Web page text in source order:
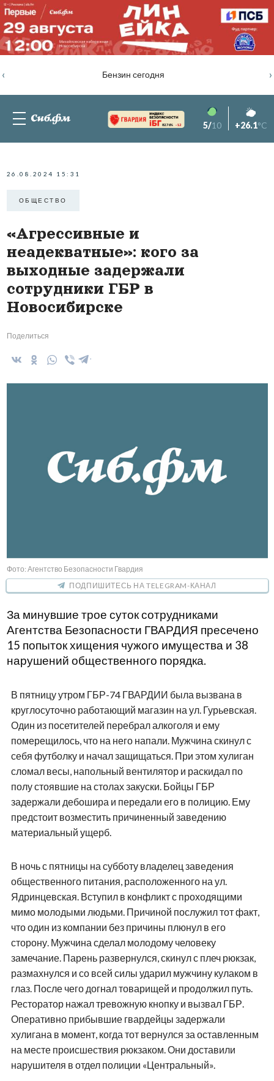
Бензин сегодня
‹ ›
82.76% -1.2 5/10 +26.1°C
26.08.2024 15:31
ОБЩЕСТВО
«Агрессивные и
неадекватные»: кого за
выходные задержали
сотрудники ГБР в
Новосибирске
Поделиться
Фото: Агентство Безопасности Гвардия
ПОДПИШИТЕСЬ НА TELEGRAM-КАНАЛ
За минувшие трое суток сотрудниками
Агентства Безопасности ГВАРДИЯ пресечено
15 попыток хищения чужого имущества и 38
нарушений общественного порядка.
В пятницу утром ГБР-74 ГВАРДИИ была вызвана в
круглосуточно работающий магазин на ул. Гурьевская.
Один из посетителей перебрал алкоголя и ему
померещилось, что на него напали. Мужчина скинул с
себя футболку и начал защищаться. При этом хулиган
сломал весы, напольный вентилятор и раскидал по
полу стоявшие на столах закуски. Бойцы ГБР
задержали дебошира и передали его в полицию. Ему
предстоит возместить причиненный заведению
материальный ущерб.
В ночь с пятницы на субботу владелец заведения
общественного питания, расположенного на ул.
Ядринцевская. Вступил в конфликт с проходящими
мимо молодыми людьми. Причиной послужил тот факт,
что один из компании без причины плюнул в его
сторону. Мужчина сделал молодому человеку
замечание. Парень развернулся, скинул с плеч рюкзак,
размахнулся и со всей силы ударил мужчину кулаком в
глаз. После чего догнал товарищей и продолжил путь.
Ресторатор нажал тревожную кнопку и вызвал ГБР.
Оперативно прибывшие гвардейцы задержали
хулигана в момент, когда тот вернулся за оставленным
на месте происшествия рюкзаком. Они доставили
нарушителя в отдел полиции «Центральный».